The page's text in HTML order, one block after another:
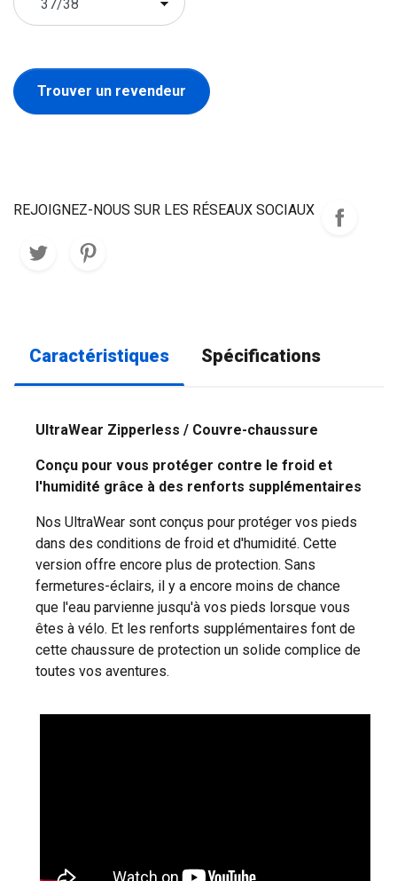
Trouver un revendeur
REJOIGNEZ-NOUS SUR LES RÉSEAUX SOCIAUX
Caractéristiques Spécifications
UltraWear Zipperless / Couvre-chaussure
Conçu pour vous protéger contre le froid et
l'humidité grâce à des renforts supplémentaires
Nos UltraWear sont conçus pour protéger vos pieds
dans des conditions de froid et d'humidité. Cette
version offre encore plus de protection. Sans
fermetures-éclairs, il y a encore moins de chance
que l'eau parvienne jusqu'à vos pieds lorsque vous
êtes à vélo. Et les renforts supplémentaires font de
cette chaussure de protection un solide complice de
toutes vos aventures.